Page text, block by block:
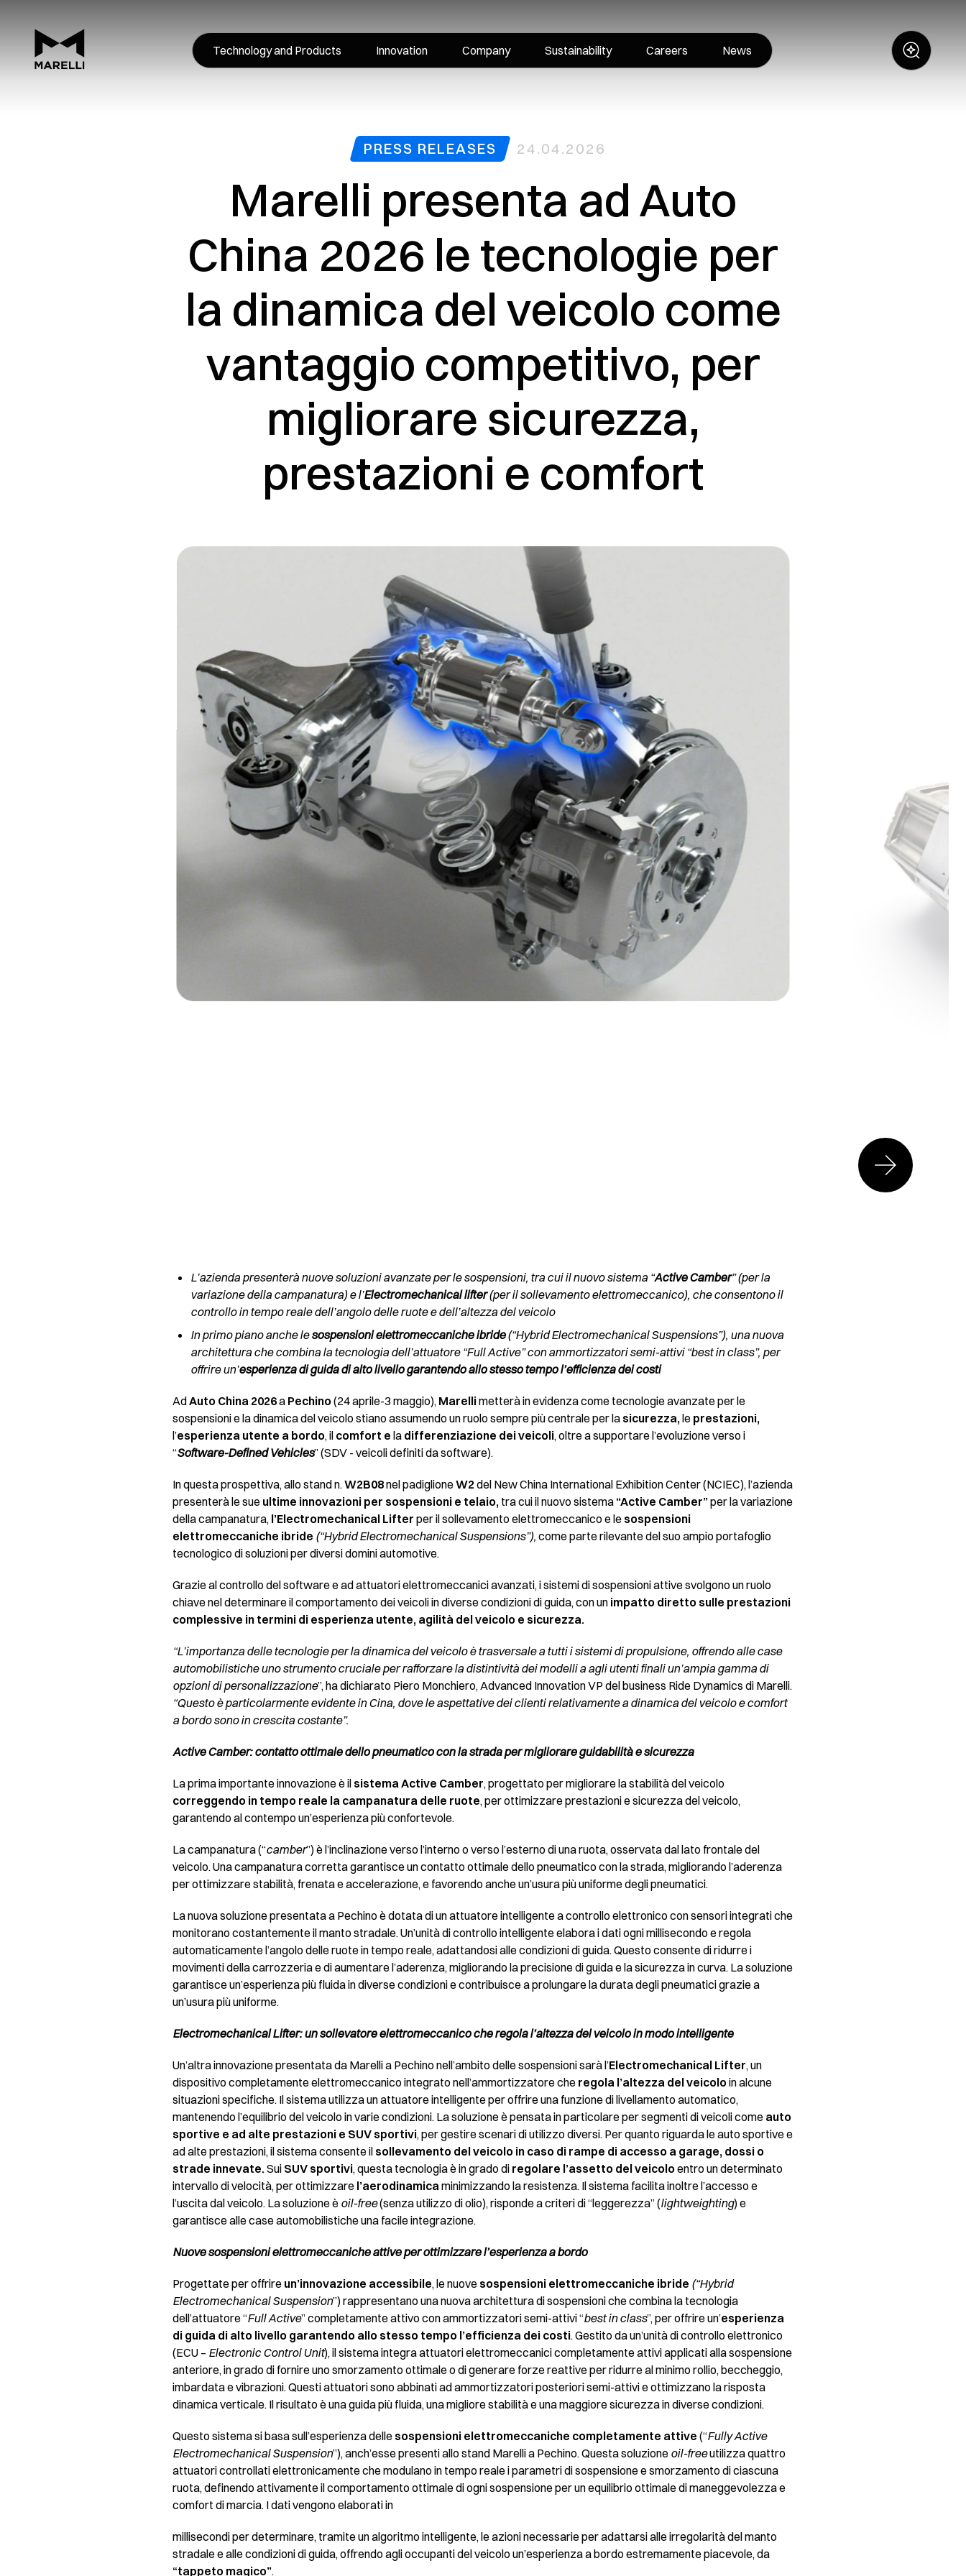
Technology and Products Innovation Company Sustainability Careers News
PRESS RELEASES 24.04.2026
Marelli presenta ad Auto
China 2026 le tecnologie per
la dinamica del veicolo come
vantaggio competitivo, per
migliorare sicurezza,
prestazioni e comfort
L’azienda presenterà nuove soluzioni avanzate per le sospensioni, tra cuiil nuovo sistema “Active Camber” (per la
variazione della campanatura) e l’Electromechanical lifter(per il sollevamento elettromeccanico), che consentono il
controllo in tempo reale dell’angolo delle ruote e dell’altezza del veicolo
In primo piano anche le sospensioni elettromeccaniche ibride(“Hybrid Electromechanical Suspensions”), una nuova
architettura che combina la tecnologia dell’attuatore “Full Active” con ammortizzatori semi-attivi “best in class”, per
offrire un’esperienza di guida di alto livello garantendo allo stesso tempo l’efficienza dei costi
AdAuto China 2026a Pechino (24 aprile-3 maggio), Marellimetterà in evidenza come tecnologie avanzate per le
sospensioni e la dinamica del veicolo stiano assumendo un ruolo sempre più centrale per la sicurezza,le prestazioni,
l’esperienza utente a bordo, il comfort e la differenziazione dei veicoli, oltre a supportare l’evoluzione verso i
“Software-Defined Vehicles” (SDV - veicoli definiti da software).
In questa prospettiva, allo stand n.W2B08nel padiglioneW2del New China International Exhibition Center (NCIEC), l’azienda
presenterà le sue ultime innovazioni per sospensioni e telaio, tra cuiil nuovo sistema “Active Camber”per la variazione
della campanatura, l’Electromechanical Lifter per il sollevamento elettromeccanico e le sospensioni
elettromeccaniche ibride (“Hybrid Electromechanical Suspensions”), come parte rilevante del suo ampio portafoglio
tecnologico di soluzioni per diversi domini automotive.
Grazie al controllo del software e ad attuatori elettromeccanici avanzati, i sistemi di sospensioni attive svolgono un ruolo
chiave nel determinare il comportamento dei veicoli in diverse condizioni di guida, con un impatto diretto sulle prestazioni
complessive in termini di esperienza utente, agilità del veicolo e sicurezza.
“L’importanza delle tecnologie per la dinamica del veicolo è trasversale a tutti i sistemi di propulsione, offrendo alle case
automobilistiche uno strumento cruciale per rafforzare la distintività dei modelli a agli utenti finali un’ampia gamma di
opzioni di personalizzazione”, ha dichiarato Piero Monchiero, Advanced Innovation VP del business Ride Dynamics di Marelli.
“Questo è particolarmente evidente in Cina, dove le aspettative dei clienti relativamente a dinamica del veicolo e comfort
a bordo sono in crescita costante”.
Active Camber: contatto ottimale dello pneumatico con la strada per migliorare guidabilità e sicurezza
La prima importante innovazione è il sistema Active Camber, progettato per migliorare la stabilità del veicolo
correggendo in tempo reale la campanatura delle ruote, per ottimizzare prestazioni e sicurezza del veicolo,
garantendo al contempo un’esperienza più confortevole.
La campanatura (“camber”) è l’inclinazione verso l’interno o verso l’esterno di una ruota, osservata dal lato frontale del
veicolo. Una campanatura corretta garantisce un contatto ottimale dello pneumatico con la strada, migliorando l’aderenza
per ottimizzare stabilità, frenata e accelerazione, e favorendo anche un’usura più uniforme degli pneumatici.
La nuova soluzione presentata a Pechino è dotata di un attuatore intelligente a controllo elettronico con sensori integrati che
monitorano costantemente il manto stradale. Un’unità di controllo intelligente elabora i dati ogni millisecondo e regola
automaticamente l’angolo delle ruote in tempo reale, adattandosi alle condizioni di guida. Questo consente di ridurre i
movimenti della carrozzeria e di aumentare l’aderenza, migliorando la precisione di guida e la sicurezza in curva. La soluzione
garantisce un’esperienza più fluida in diverse condizioni e contribuisce a prolungare la durata degli pneumatici grazie a
un’usura più uniforme.
Electromechanical Lifter: un sollevatore elettromeccanico che regola l’altezza del veicolo in modo intelligente
Un’altra innovazione presentata da Marelli a Pechino nell’ambito delle sospensioni sarà l’Electromechanical Lifter, un
dispositivo completamente elettromeccanico integrato nell’ammortizzatore che regola l’altezza del veicolo in alcune
situazioni specifiche. Il sistema utilizza un attuatore intelligente per offrire una funzione di livellamento automatico,
mantenendo l’equilibrio del veicolo in varie condizioni. La soluzione è pensata in particolare per segmenti di veicoli come auto
sportive e ad alte prestazioni e SUV sportivi, per gestire scenari di utilizzo diversi. Per quanto riguarda le auto sportive e
ad alte prestazioni, il sistema consente il sollevamento del veicolo in caso di rampe di accesso a garage, dossi o
strade innevate.Sui SUV sportivi, questa tecnologia è in grado di regolare l’assetto del veicolo entro un determinato
intervallo di velocità, per ottimizzare l’aerodinamicaminimizzando la resistenza. Il sistema facilita inoltre l’accesso e
l’uscita dal veicolo. La soluzione è oil-free(senza utilizzo di olio), risponde a criteri di “leggerezza” (lightweighting) e
garantisce alle case automobilistiche una facile integrazione.
Nuove sospensioni elettromeccaniche attive per ottimizzare l’esperienza a bordo
Progettate per offrire un’innovazione accessibile, le nuove sospensioni elettromeccaniche ibride (“Hybrid
Electromechanical Suspension”) rappresentano una nuova architettura di sospensioni che combina la tecnologia
dell’attuatore “Full Active” completamente attivo con ammortizzatori semi-attivi “best in class”, per offrire un’esperienza
di guida di alto livello garantendo allo stesso tempo l’efficienza dei costi. Gestito da un’unità di controllo elettronico
(ECU – Electronic Control Unit), il sistema integra attuatori elettromeccanici completamente attivi applicati alla sospensione
anteriore, in grado di fornire uno smorzamento ottimale o di generare forze reattive per ridurre al minimo rollio, beccheggio,
imbardata e vibrazioni. Questi attuatori sono abbinati ad ammortizzatori posteriori semi-attivi e ottimizzano la risposta
dinamica verticale. Il risultato è una guida più fluida, una migliore stabilità e una maggiore sicurezza in diverse condizioni.
Questo sistema si basa sull’esperienza delle sospensioni elettromeccaniche completamente attive (“Fully Active
Electromechanical Suspension”), anch’esse presenti allo stand Marelli a Pechino. Questa soluzione oil-freeutilizza quattro
attuatori controllati elettronicamente che modulano in tempo reale i parametri di sospensione e smorzamento di ciascuna
ruota, definendo attivamente il comportamento ottimale di ogni sospensione per un equilibrio ottimale di maneggevolezza e
comfort di marcia. I dati vengono elaborati in
millisecondi per determinare, tramite un algoritmo intelligente, le azioni necessarie per adattarsi alle irregolarità del manto
stradale e alle condizioni di guida, offrendo agli occupanti del veicolo un’esperienza a bordo estremamente piacevole, da
“tappeto magico”.